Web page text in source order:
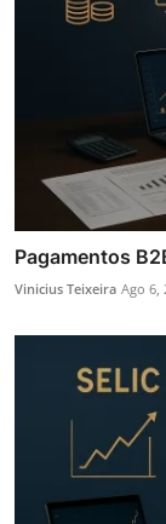
Pagamentos
Vinicius Teixeira Ago 6,